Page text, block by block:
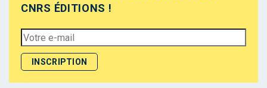
CNRS ÉDITIONS !